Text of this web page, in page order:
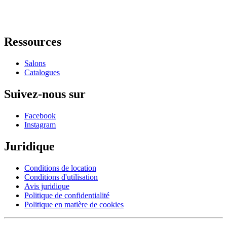
Ressources
Salons
Catalogues
Suivez-nous sur
Facebook
Instagram
Juridique
Conditions de location
Conditions d'utilisation
Avis juridique
Politique de confidentialité
Politique en matière de cookies